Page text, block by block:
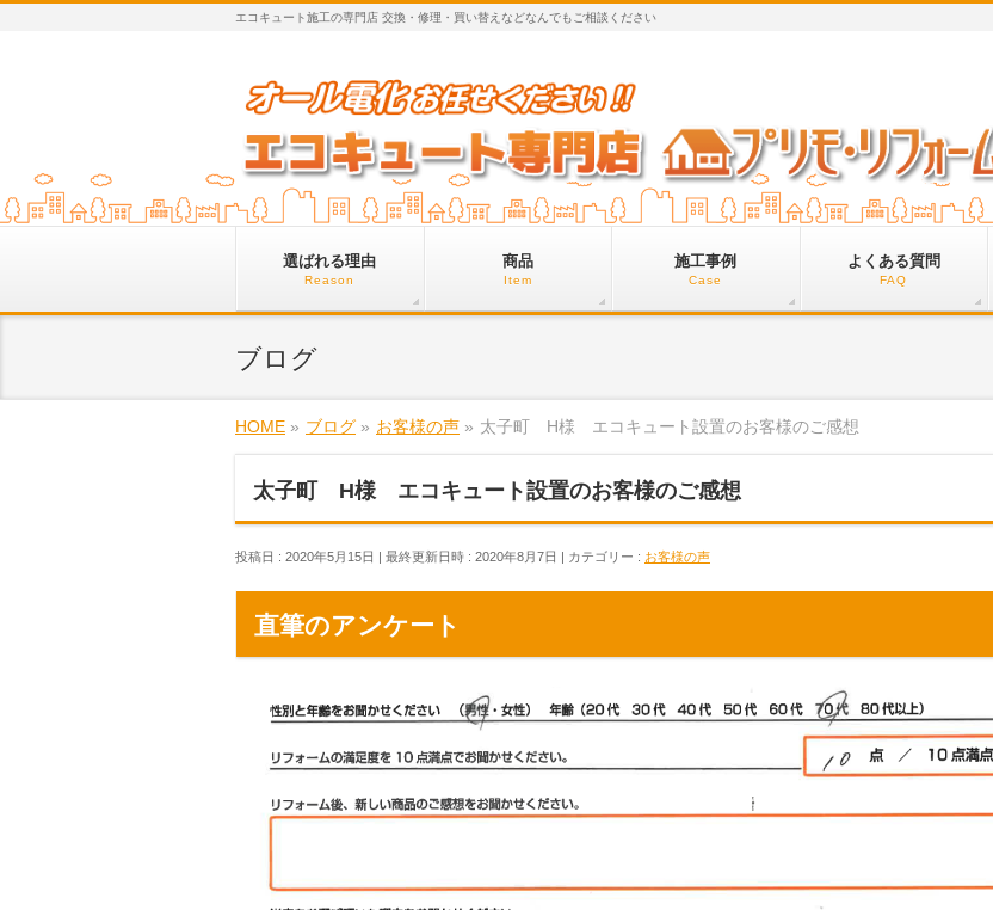
エコキュート施工の専門店 交換・修理・買い替えなどなんでもご相談ください
選ばれる理由
Reason
商品
Item
施工事例
Case
よくある質問
FAQ
ブログ
HOME » ブログ » お客様の声 » 太子町 H様 エコキュート設置のお客様のご感想
太子町 H様 エコキュート設置のお客様のご感想
投稿日 : 2020年5月15日 最終更新日時 : 2020年8月7日 カテゴリー : お客様の声
直筆のアンケート